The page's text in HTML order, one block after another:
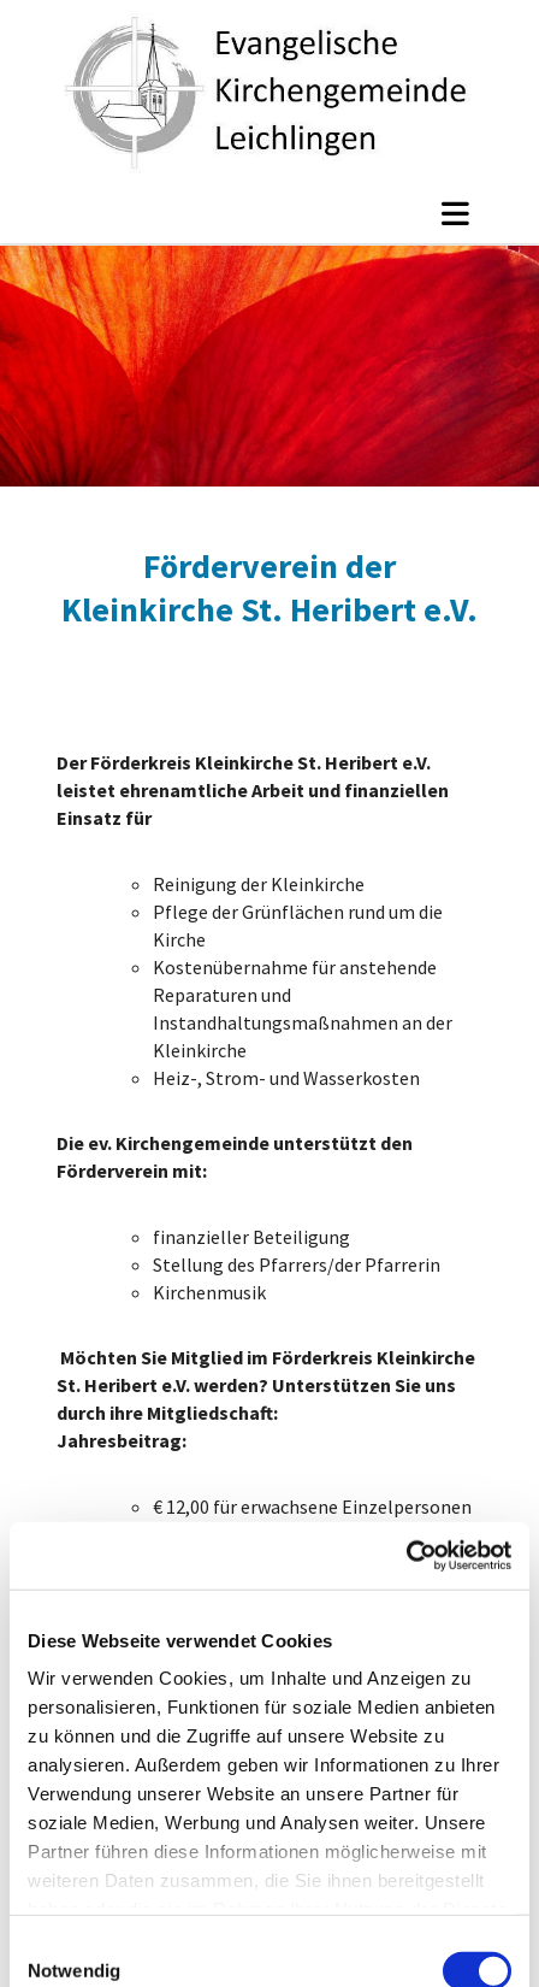
Diese Webseite verwendet Cookies
Wir verwenden Cookies, um Inhalte und Anzeigen zu
personalisieren, Funktionen für soziale Medien anbieten
zu können und die Zugriffe auf unsere Website zu
analysieren. Außerdem geben wir Informationen zu Ihrer
Verwendung unserer Website an unsere Partner für
soziale Medien, Werbung und Analysen weiter. Unsere
Partner führen diese Informationen möglicherweise mit
weiteren Daten zusammen, die Sie ihnen bereitgestellt
Notwendig
Förderverein der
Kleinkirche St. Heribert e.V.
Der Förderkreis Kleinkirche St. Heribert e.V.
leistet ehrenamtliche Arbeit und finanziellen
Einsatz für
Reinigung der Kleinkirche
Pflege der Grünflächen rund um die
Kirche
Kostenübernahme für anstehende
Reparaturen und
Instandhaltungsmaßnahmen an der
Kleinkirche
Heiz-, Strom- und Wasserkosten
Die ev. Kirchengemeinde unterstützt den
Förderverein mit:
finanzieller Beteiligung
Stellung des Pfarrers/der Pfarrerin
Kirchenmusik
Möchten Sie Mitglied im Förderkreis Kleinkirche
St. Heribert e.V. werden? Unterstützen Sie uns
durch ihre Mitgliedschaft:
Jahresbeitrag:
€ 12,00 für erwachsene Einzelpersonen
€ 6,00 für Jugendliche unter 18 Jahren
VR Bank e.G.
IBAN DE54 3706 2600 2507 5830 19
und/oder helfen Sie ehrenamtlich:
bei Renovierungsarbeiten an unserer
Kleinkirche
bei der Gartenarbeit etc.
Die Spenden werden alle für die dauerhafte